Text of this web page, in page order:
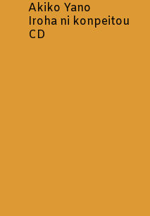
Akiko Yano
Iroha ni konpeitou
CD